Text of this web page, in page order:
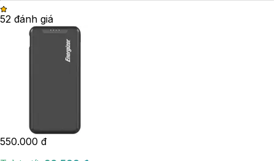
52 đánh giá
550.000 đ